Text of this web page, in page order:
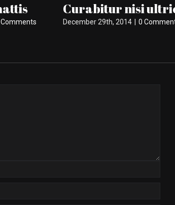
Curabitur nisi ultricies
December 29th, 2014 | 0 Comments